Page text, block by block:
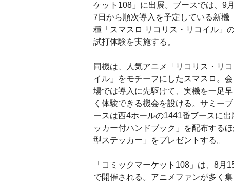
ケット108」に出展。ブースでは、9月
7日から順次導入を予定している新機
種「スマスロ リコリス・リコイル」
試打体験を実施する。
同機は、人気アニメ「リコリス・リコ
イル」をモチーフにしたスマスロ。会
場では導入に先駆けて、実機を一足早
く体験できる機会を設ける。サミーブ
ースは西4ホールの1441番ブースに
ッカー付ハンドブック」を配布する
型ステッカー」をプレゼントする。
「コミックマーケット108」は、8月
で開催される。アニメファンが多く